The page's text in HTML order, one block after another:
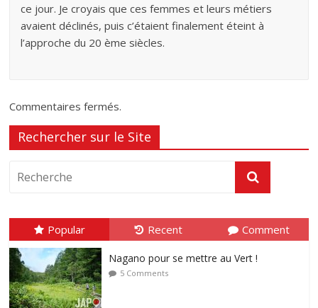
ce jour. Je croyais que ces femmes et leurs métiers
avaient déclinés, puis c’étaient finalement éteint à
l’approche du 20 ème siècles.
Commentaires fermés.
Rechercher sur le Site
Popular Recent Comment
Nagano pour se mettre au Vert !
5 Comments